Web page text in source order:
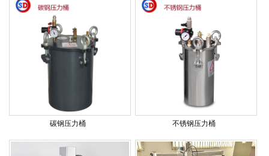
碳钢压力桶 不锈钢压力桶